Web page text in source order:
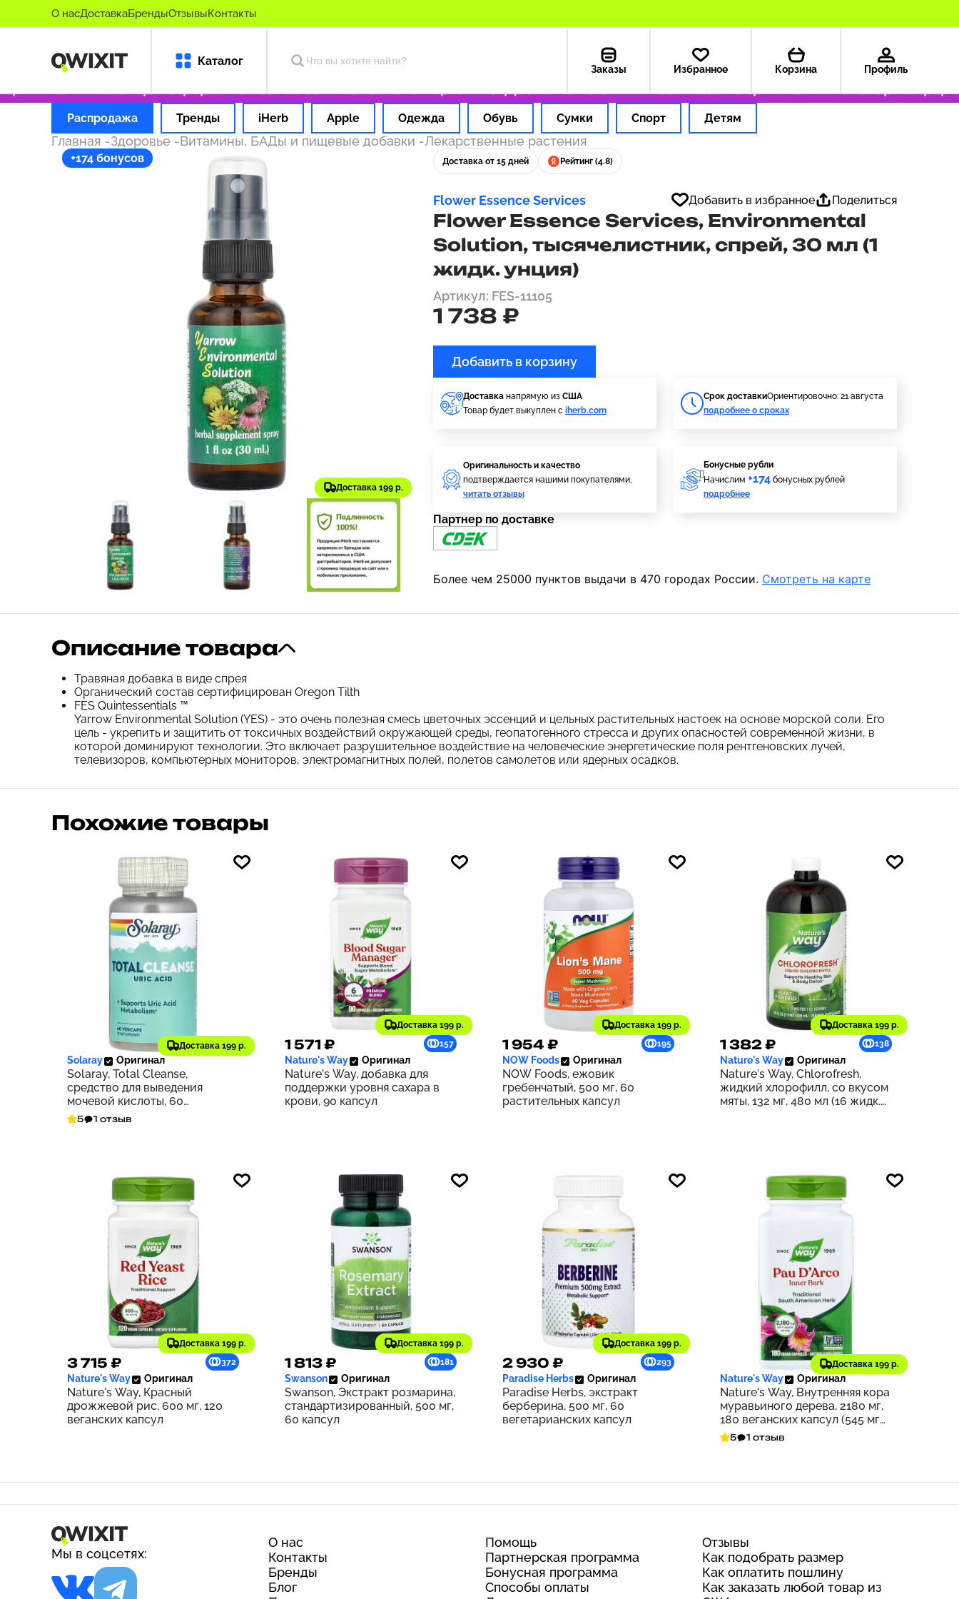
О насДоставкаБрендыОтзывыКонтакты
Каталог
Заказы Избранное Корзина Профиль
товары Оформляем заказ за 1 час Оплата картой РФ Доставка из США — 199 ₽ Только оригинальные товары
Распродажа Тренды iHerb Apple Одежда Обувь Сумки Спорт Детям
Главная -Здоровье -Витамины, БАДы и пищевые добавки -Лекарственные растения
+174 бонусов
Доставка 199 р.
Доставка от 15 дней Рейтинг (4.8)
Flower Essence Services Добавить в избранное Поделиться
Flower Essence Services, Environmental
Solution, тысячелистник, спрей, 30 мл (1
жидк. унция)
Артикул: FES-11105
1 738 ₽
Добавить в корзину
Доставка напрямую из США
Товар будет выкуплен с iherb.com
Cрок доставкиОриентировочно: 21 августа
подробнее о сроках
Оригинальность и качество
подтверждается нашими покупателями,
читать отзывы
Бонусные рубли
Начислим +174 бонусных рублей
подробнее
Партнер по доставке
Более чем 25000 пунктов выдачи в 470 городах России. Смотреть на карте
Описание товара
Травяная добавка в виде спрея
Органический состав сертифицирован Oregon Tilth
FES Quintessentials ™
Yarrow Environmental Solution (YES) - это очень полезная смесь цветочных эссенций и цельных растительных настоек на основе морской соли. Его
цель - укрепить и защитить от токсичных воздействий окружающей среды, геопатогенного стресса и других опасностей современной жизни, в
которой доминируют технологии. Это включает разрушительное воздействие на человеческие энергетические поля рентгеновских лучей,
телевизоров, компьютерных мониторов, электромагнитных полей, полетов самолетов или ядерных осадков.
Похожие товары
Доставка 199 р.
3 425 ₽ 343
Solaray Оригинал
Solaray, Total Cleanse,
средство для выведения
мочевой кислоты, 60
растительных капсул
5 1 отзыв
Доставка 199 р.
1 571 ₽ 157
Nature's Way Оригинал
Nature's Way, добавка для
поддержки уровня сахара в
крови, 90 капсул
Доставка 199 р.
1 954 ₽ 195
NOW Foods Оригинал
NOW Foods, ежовик
гребенчатый, 500 мг, 60
растительных капсул
Доставка 199 р.
1 382 ₽ 138
Nature's Way Оригинал
Nature's Way, Chlorofresh,
жидкий хлорофилл, со вкусом
мяты, 132 мг, 480 мл (16 жидк.
Доставка 199 р.
3 715 ₽ 372
Nature's Way Оригинал
Nature's Way, Красный
дрожжевой рис, 600 мг, 120
веганских капсул
Доставка 199 р.
1 813 ₽ 181
Swanson Оригинал
Swanson, Экстракт розмарина,
стандартизированный, 500 мг,
60 капсул
Доставка 199 р.
2 930 ₽ 293
Paradise Herbs Оригинал
Paradise Herbs, экстракт
берберина, 500 мг, 60
вегетарианских капсул
Доставка 199 р.
1 673 ₽ 167
Nature's Way Оригинал
Nature's Way, Внутренняя кора
муравьиного дерева, 2180 мг,
180 веганских капсул (545 мг
на капсулу)
5 1 отзыв
Мы в соцсетях:
О нас
Контакты
Бренды
Блог
Помощь
Партнерская программа
Бонусная программа
Способы оплаты
Отзывы
Как подобрать размер
Как оплатить пошлину
Как заказать любой товар из